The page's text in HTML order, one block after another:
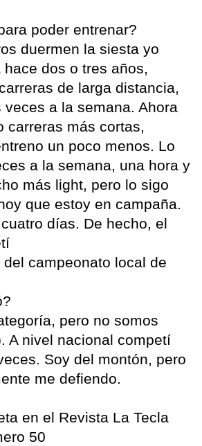
poder entrenar?
duermen la siesta yo
dos o tres años,
de larga distancia,
veces a la semana. Ahora
carreras más cortas,
un poco menos. Lo
a la semana, una hora y
más light, pero lo sigo
que estoy en campaña.
días. De hecho, el
campeonato local de
pero no somos
A nivel nacional competí
Soy del montón, pero
me defiendo.
en el Revista La Tecla
50